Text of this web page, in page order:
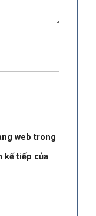
web trong
kế tiếp của